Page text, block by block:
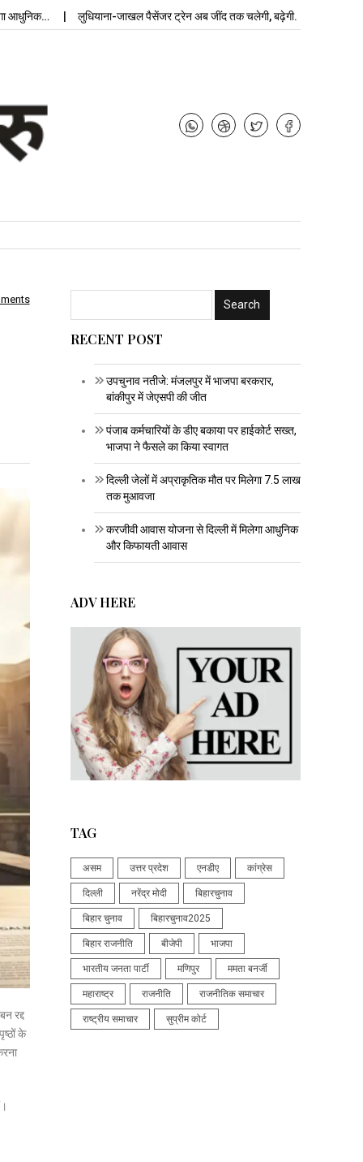
लुधियाना-जाखल पैसेंजर ट्रेन अब जींद तक चलेगी, बढ़ेगी…
रद्द
के
RECENT POST
उपचुनाव नतीजे: मंजलपुर में भाजपा बरकरार,
बांकीपुर में जेएसपी की जीत
पंजाब कर्मचारियों के डीए बकाया पर हाईकोर्ट सख्त,
भाजपा ने फैसले का किया स्वागत
दिल्ली जेलों में अप्राकृतिक मौत पर मिलेगा 7.5 लाख
तक मुआवजा
करजीवी आवास योजना से दिल्ली में मिलेगा आधुनिक
और किफायती आवास
ADV HERE
TAG
असम उत्तर प्रदेश एनडीए कांग्रेस
दिल्ली नरेंद्र मोदी बिहारचुनाव
बिहार चुनाव बिहारचुनाव2025
बिहार राजनीति बीजेपी भाजपा
भारतीय जनता पार्टी मणिपुर ममता बनर्जी
महाराष्ट्र राजनीति राजनीतिक समाचार
राष्ट्रीय समाचार सुप्रीम कोर्ट